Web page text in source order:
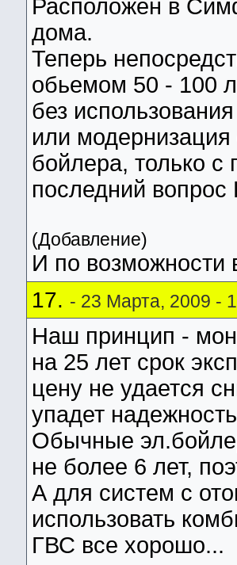
Расположен в
дома.
Теперь
обьемом 50 - 100
без
или модернизация
бойлера, только с
последний вопрос
(Добавление)
И по
17. - 23 Марта, 2009 -
Наш принцип -
на 25 лет срок
цену не удается
упадет
Обычные
не более 6 лет,
А для систем с
использовать
ГВС все хорошо...